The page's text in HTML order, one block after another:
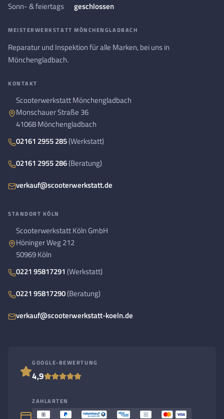
Sonn- & feiertags
geschlossen
MEISTERWERKSTATT MÖNCHENGLADBACH
Reparatur und Inspektion für alle Marken, bei uns in
Mönchengladbach.
KONTAKT
Scooterwerkstatt Mönchengladbach
Monschauer Straße 36
41068 Mönchengladbach
02161 2955 285(Werkstatt)
02161 2955 286(Beratung)
verkauf@scooterwerkstatt.de
STANDORT KÖLN
Scooterwerkstatt Köln GmbH
Höninger Weg 212
50969 Köln
0221 95817291 (Werkstatt)
0221 95817290(Beratung)
verkauf@scooterwerkstatt-koeln.de
GOOGLE-BEWERTUNG
4,9
ZAHLARTEN